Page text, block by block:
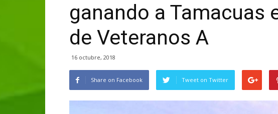
ganando a Tamacuas
de Veteranos A
16 octubre, 2018
Share on Facebook Tweet on Twitter